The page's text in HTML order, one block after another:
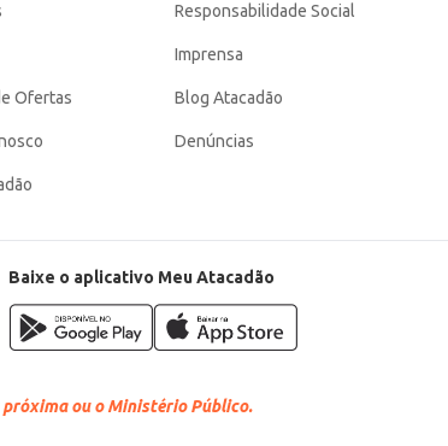
Ofertas
Responsabilidade Social
Imprensa
Blog Atacadão
Denúncias
Baixe o aplicativo Meu Atacadão
próxima ou o Ministério Público.